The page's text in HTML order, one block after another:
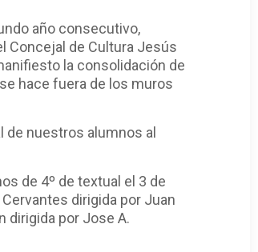
año consecutivo,
Concejal de Cultura Jesús
la consolidación de
hace fuera de los muros
nuestros alumnos al
de 4º de textual el 3 de
dirigida por Juan
dirigida por Jose A.